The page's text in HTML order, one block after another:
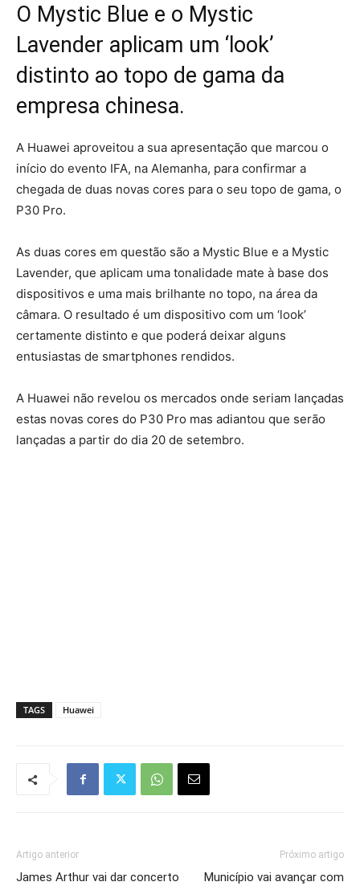
O Mystic Blue e o Mystic
Lavender aplicam um ‘look’
distinto ao topo de gama da
empresa chinesa.
A Huawei aproveitou a sua apresentação que marcou o
início do evento IFA, na Alemanha, para confirmar a
chegada de duas novas cores para o seu topo de gama, o
P30 Pro.
As duas cores em questão são a Mystic Blue e a Mystic
Lavender, que aplicam uma tonalidade mate à base dos
dispositivos e uma mais brilhante no topo, na área da
câmara. O resultado é um dispositivo com um ‘look’
certamente distinto e que poderá deixar alguns
entusiastas de smartphones rendidos.
A Huawei não revelou os mercados onde seriam lançadas
estas novas cores do P30 Pro mas adiantou que serão
lançadas a partir do dia 20 de setembro.
TAGS Huawei
Artigo anterior
James Arthur vai dar concerto
Próximo artigo
Município vai avançar com